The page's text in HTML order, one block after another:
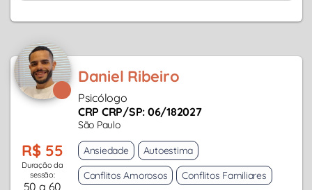
Daniel Ribeiro
Psicólogo
CRP CRP/SP: 06/182027
São Paulo
R$ 55
Duração da
sessão:
50 a 60
Ansiedade
Autoestima
Conflitos Amorosos
Conflitos Familiares